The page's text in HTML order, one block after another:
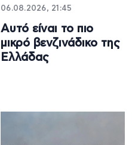
06.08.2026, 21:45
Αυτό είναι το πιο
μικρό βενζινάδικο της
Ελλάδας